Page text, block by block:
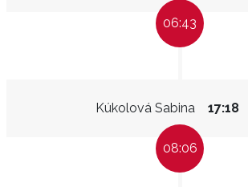
06:43
Kúkolová Sabina 17:18
08:06